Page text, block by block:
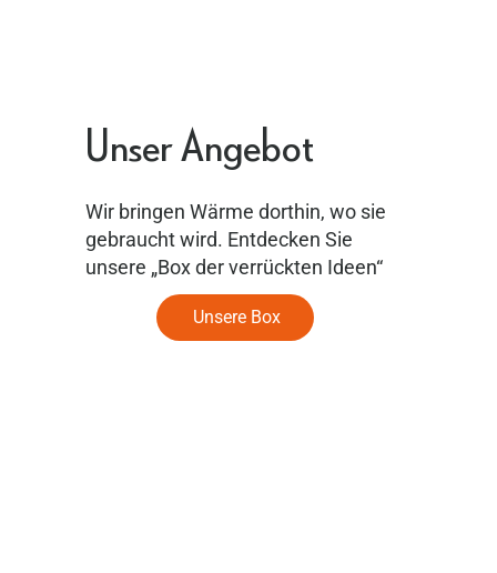
Unser Angebot
Wir bringen Wärme dorthin, wo sie
gebraucht wird. Entdecken Sie
unsere „Box der verrückten Ideen“
Unsere Box